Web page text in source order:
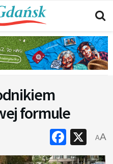
formule
X
AA